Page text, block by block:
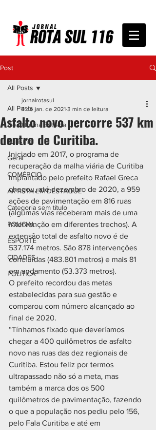
Post
All Posts
De Olho na Estrada
Turismo
Geral
COMÉRCIO
ARTISTA EM DESTAQUE
Categoria sem título
POLICIAL
ESPORTE
CIDADES
POLÍTICA
All Posts
Asfalto novo percorre 537 km
dentro de Curitiba.
jornalrotasul
4 de jan. de 2021 3 min de leitura
Iniciado em 2017, o programa de
recuperação da malha viária de Curitiba
implantado pelo prefeito Rafael Greca
chegou, até dezembro de 2020, a 959
ações de pavimentação em 816 ruas
(algumas vias receberam mais de uma
intervenção em diferentes trechos). A
extensão total de asfalto novo é de
537.174 metros. São 878 intervenções
concluídas (483.801 metros) e mais 81
em andamento (53.373 metros).
O prefeito recordou das metas
estabelecidas para sua gestão e
comparou com número alcançado ao
final de 2020.
“Tínhamos fixado que deveríamos
chegar a 400 quilômetros de asfalto
novo nas ruas das dez regionais de
Curitiba. Estou feliz por termos
ultrapassado não só a meta, mas
também a marca dos os 500
quilômetros de pavimentação, fazendo
o que a população nos pediu pelo 156,
pelo Fala Curitiba e até em